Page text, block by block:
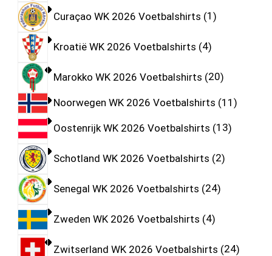
Curaçao WK 2026 Voetbalshirts 1
Kroatië WK 2026 Voetbalshirts 4
Marokko WK 2026 Voetbalshirts 20
Noorwegen WK 2026 Voetbalshirts 11
Oostenrijk WK 2026 Voetbalshirts 13
Schotland WK 2026 Voetbalshirts 2
Senegal WK 2026 Voetbalshirts 24
Zweden WK 2026 Voetbalshirts 4
Zwitserland WK 2026 Voetbalshirts 24